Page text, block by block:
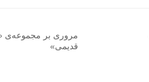
مروری بر مجموعه‌ی
قدیمی»